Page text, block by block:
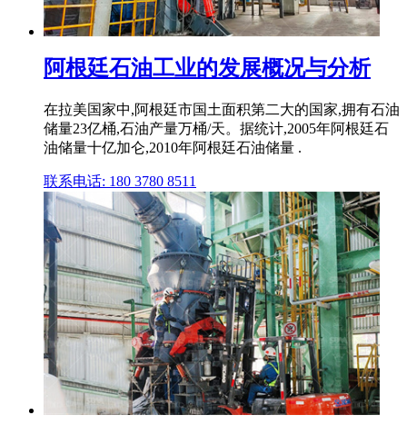
阿根廷石油工业的发展概况与分析
在拉美国家中,阿根廷市国土面积第二大的国家,拥有石油
储量23亿桶,石油产量万桶/天。据统计,2005年阿根廷石
油储量十亿加仑,2010年阿根廷石油储量 .
联系电话: 180 3780 8511